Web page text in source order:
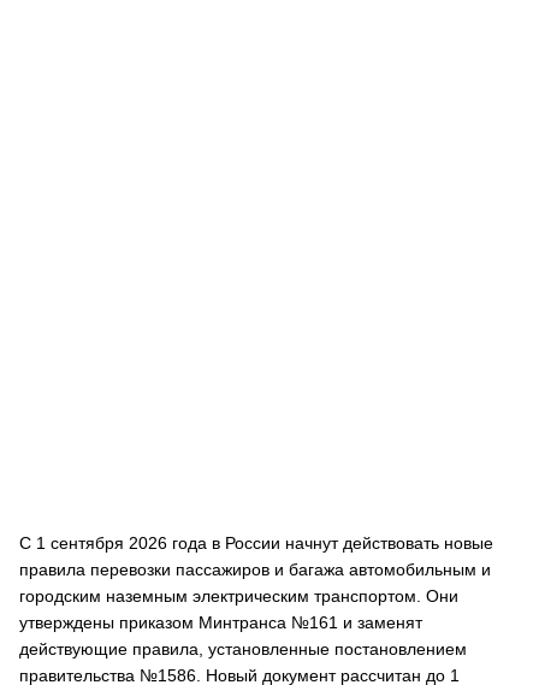
С 1 сентября 2026 года в России начнут действовать новые
правила перевозки пассажиров и багажа автомобильным и
городским наземным электрическим транспортом. Они
утверждены приказом Минтранса №161 и заменят
действующие правила, установленные постановлением
правительства №1586. Новый документ рассчитан до 1